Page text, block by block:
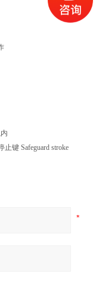
键 Safeguard stroke